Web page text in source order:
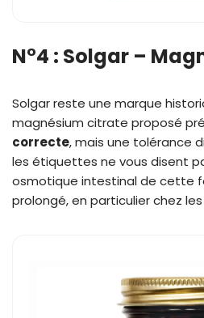
N°4 : Solgar –
Solgar reste une marque
magnésium citrate proposé
correcte, mais une tolérance
les étiquettes ne vous disent
osmotique intestinal de cette
prolongé, en particulier chez